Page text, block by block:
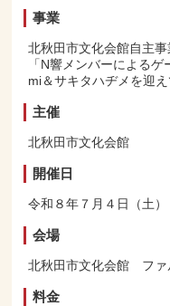
事業
北秋田市文化会館自主事
「N響メンバーによる
mi＆サキタハヂメを迎え
主催
北秋田市文化会館
開催日
令和８年７月４日（土
会場
北秋田市文化会館 ファ
料金